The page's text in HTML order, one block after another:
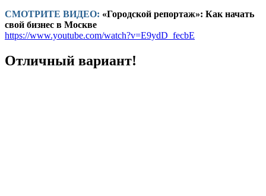
СМОТРИТЕ ВИДЕО: «Городской репортаж»: Как начать
свой бизнес в Москве
https://www.youtube.com/watch?v=E9ydD_fecbE
Отличный вариант!